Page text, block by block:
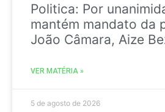
Politica: Por
mantém mandato da
João Câmara, Aize
VER MATÉRIA »
5 de agosto de 2026